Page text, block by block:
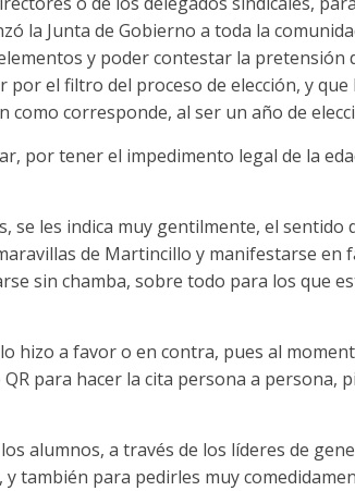
la Junta de Gobierno a toda la
y poder contestar la pretensión
el filtro del proceso de elección, y que
corresponde, al ser un año de
por tener el impedimento legal de la
se les indica muy gentilmente, el sentido
de Martincillo y manifestarse en
sin chamba, sobre todo para los que
hizo a favor o en contra, pues al
para hacer la cita persona a persona,
alumnos, a través de los líderes de
también para pedirles muy